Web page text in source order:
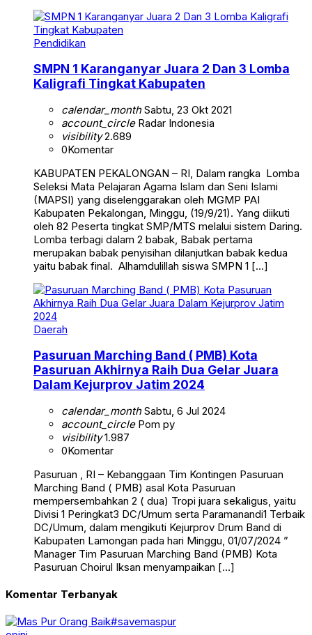
Pendidikan
SMPN 1 Karanganyar Juara 2 Dan 3 Lomba
Kaligrafi Tingkat Kabupaten
calendar_monthSabtu, 23 Okt 2021
account_circleRadar Indonesia
visibility2.689
0Komentar
KABUPATEN PEKALONGAN – RI, Dalam rangka Lomba
Seleksi Mata Pelajaran Agama Islam dan Seni Islami
(MAPSI) yang diselenggarakan oleh MGMP PAI
Kabupaten Pekalongan, Minggu, (19/9/21). Yang diikuti
oleh 82 Peserta tingkat SMP/MTS melalui sistem Daring.
Lomba terbagi dalam 2 babak, Babak pertama
merupakan babak penyisihan dilanjutkan babak kedua
yaitu babak final. Alhamdulillah siswa SMPN 1 […]
Daerah
Pasuruan Marching Band ( PMB) Kota
Pasuruan Akhirnya Raih Dua Gelar Juara
Dalam Kejurprov Jatim 2024
calendar_monthSabtu, 6 Jul 2024
account_circlePom py
visibility1.987
0Komentar
Pasuruan , RI – Kebanggaan Tim Kontingen Pasuruan
Marching Band ( PMB) asal Kota Pasuruan
mempersembahkan 2 ( dua) Tropi juara sekaligus, yaitu
Divisi 1 Peringkat3 DC/Umum serta Paramanandi1 Terbaik
DC/Umum, dalam mengikuti Kejurprov Drum Band di
Kabupaten Lamongan pada hari Minggu, 01/07/2024 ”
Manager Tim Pasuruan Marching Band (PMB) Kota
Pasuruan Choirul Iksan menyampaikan […]
Komentar Terbanyak